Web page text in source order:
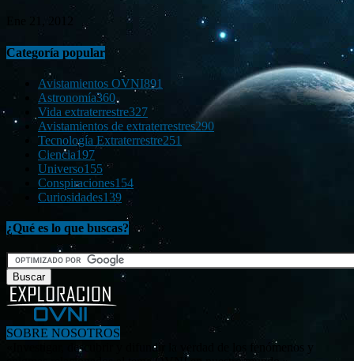
Categoría popular
Avistamientos OVNI891
Astronomía360
Vida extraterrestre327
Avistamientos de extraterrestres290
Tecnología Extraterrestre251
Ciencia197
Universo155
Conspiraciones154
Curiosidades139
¿Qué es lo que buscas?
SOBRE NOSOTROS
«Investigar, descubrir y difundir la verdad de los fenómenos y